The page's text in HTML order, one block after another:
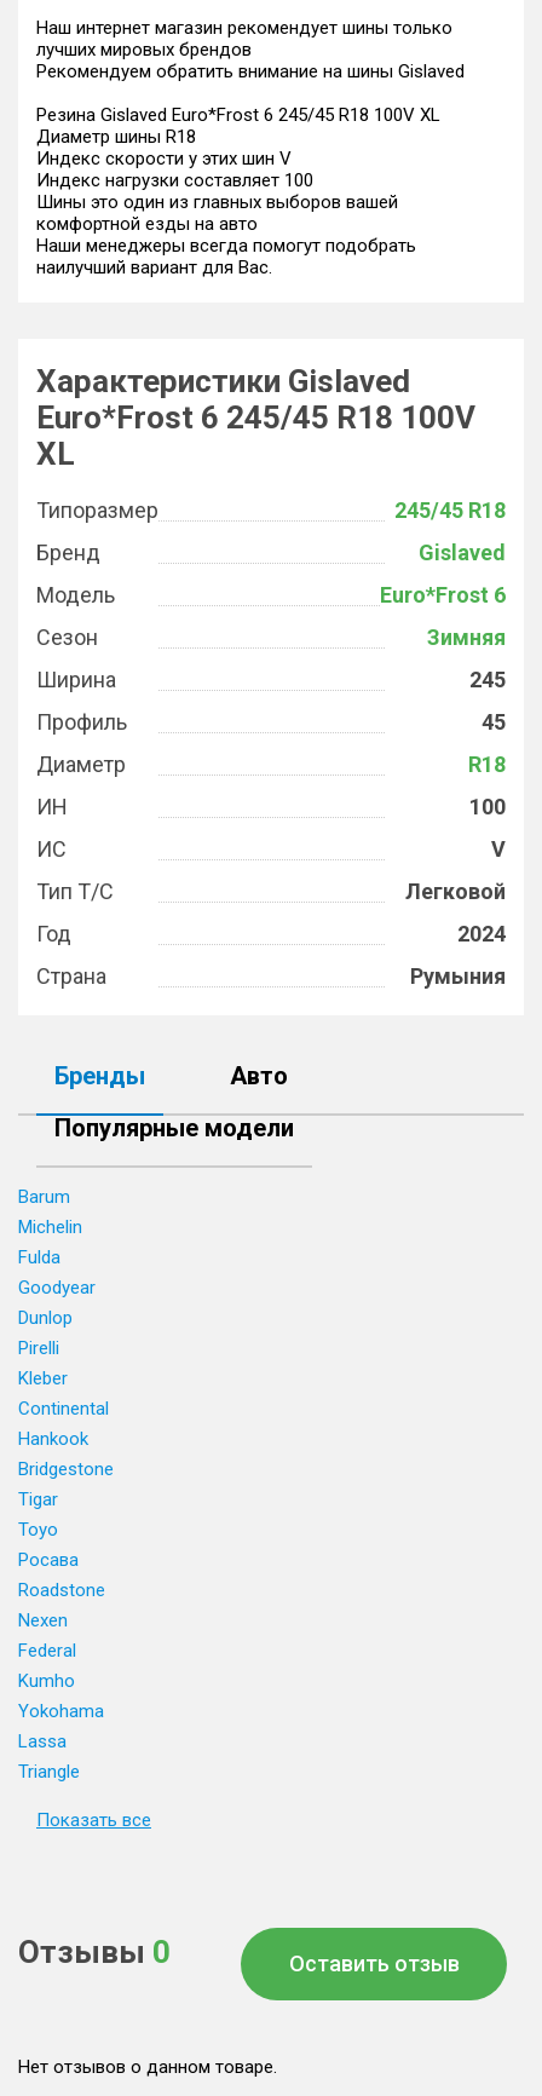
Наш интернет магазин рекомендует шины только
лучших мировых брендов
Рекомендуем обратить внимание на шины Gislaved
Резина Gislaved Euro*Frost 6 245/45 R18 100V XL
Диаметр шины R18
Индекс скорости у этих шин V
Индекс нагрузки составляет 100
Шины это один из главных выборов вашей
комфортной езды на авто
Наши менеджеры всегда помогут подобрать
наилучший вариант для Вас.
Характеристики Gislaved
Euro*Frost 6 245/45 R18 100V
XL
Типоразмер
245/45 R18
Бренд
Gislaved
Модель
Euro*Frost 6
Сезон
Зимняя
Ширина
245
Профиль
45
Диаметр
R18
ИН
100
ИС
V
Тип Т/С
Легковой
Год
2024
Страна
Румыния
Бренды
Авто
Популярные модели
Barum
Michelin
Fulda
Goodyear
Dunlop
Pirelli
Kleber
Continental
Hankook
Bridgestone
Tigar
Toyo
Росава
Roadstone
Nexen
Federal
Kumho
Yokohama
Lassa
Triangle
Показать все
Отзывы 0 Оставить отзыв
Нет отзывов о данном товаре.